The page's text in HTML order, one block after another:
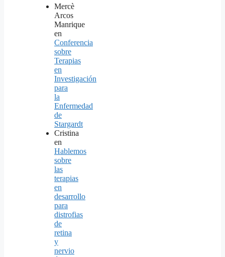
Mercè
Arcos
Manrique
en
Conferencia
sobre
Terapias
en
Investigación
para
la
Enfermedad
de
Stargardt
Cristina
en
Hablemos
sobre
las
terapias
en
desarrollo
para
distrofias
de
retina
y
nervio